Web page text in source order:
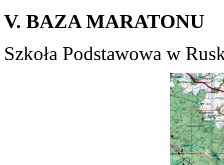
V. BAZA MARATONU
Szkoła Podstawowa w